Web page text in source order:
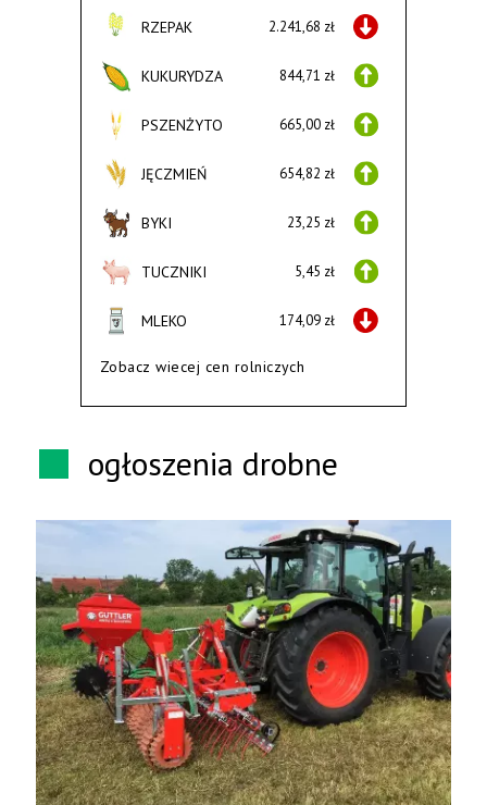
RZEPAK 2.241,68 zł
KUKURYDZA 844,71 zł
PSZENŻYTO 665,00 zł
JĘCZMIEŃ 654,82 zł
BYKI 23,25 zł
TUCZNIKI 5,45 zł
MLEKO 174,09 zł
Zobacz wiecej cen rolniczych
ogłoszenia drobne